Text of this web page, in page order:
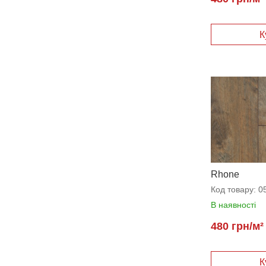
Rhone
Код товару:
В наявності
480 грн/м²